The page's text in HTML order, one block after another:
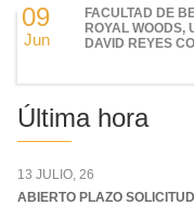
09
Jun
FACULTAD DE
ROYAL WOODS,
DAVID REYES
Última hora
13 JULIO, 26
ABIERTO PLAZO